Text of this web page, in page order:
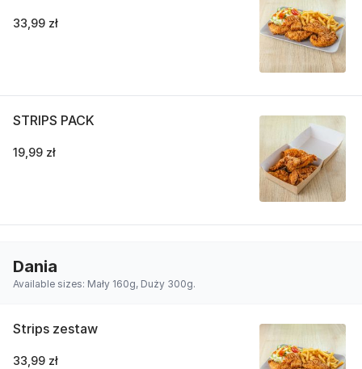
33,99 zł
STRIPS PACK
19,99 zł
Dania
Available sizes: Mały 160g, Duży 300g.
Strips zestaw
33,99 zł